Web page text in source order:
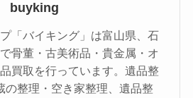
buyking
「バイキング」は富山県、石
骨董・古美術品・貴金属・オ
買取を行っています。遺品整
の整理・空き家整理、遺品整